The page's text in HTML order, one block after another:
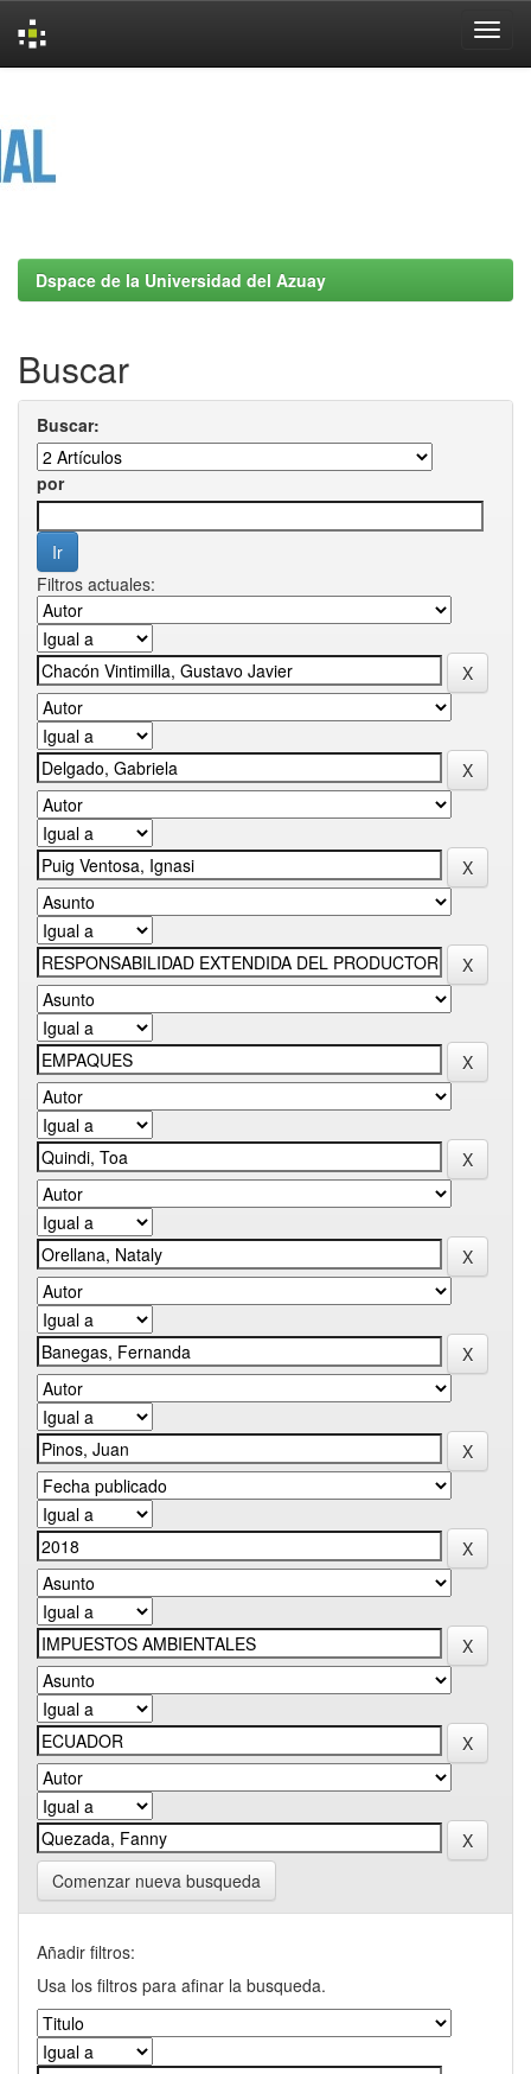
Dspace de la Universidad del Azuay
Buscar
Buscar:
por
Filtros actuales:
Comenzar nueva busqueda
Añadir filtros:
Usa los filtros para afinar la busqueda.